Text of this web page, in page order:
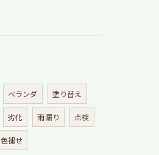
ベランダ 塗り替え
劣化 雨漏り 点検
色褪せ